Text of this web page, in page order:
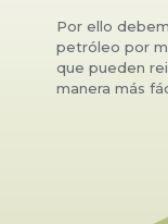
Por ello
petróleo por
que pueden
manera más